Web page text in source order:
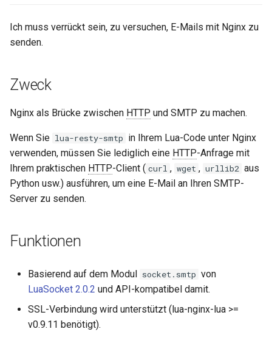
bot-verifier
brotli
cache-purge
captcha
cgi
combined-upstreams
concat
cookie-flag
Ich muss verrückt sein, zu versuchen, E-Mails mit Nginx zu
senden.
Zweck
Nginx als Brücke zwischen HTTP und SMTP zu machen.
Wenn Sie lua-resty-smtp in Ihrem Lua-Code unter Nginx
verwenden, müssen Sie lediglich eine HTTP-Anfrage mit
Ihrem praktischen HTTP-Client ( curl , wget , urllib2 aus
Python usw.) ausführen, um eine E-Mail an Ihren SMTP-
Server zu senden.
Funktionen
Basierend auf dem Modul socket.smtp von
LuaSocket 2.0.2 und API-kompatibel damit.
SSL-Verbindung wird unterstützt (lua-nginx-lua >=
v0.9.11 benötigt).